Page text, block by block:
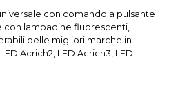
con comando a pulsante
con lampadine fluorescenti,
delle migliori marche in
Acrich2, LED Acrich3, LED